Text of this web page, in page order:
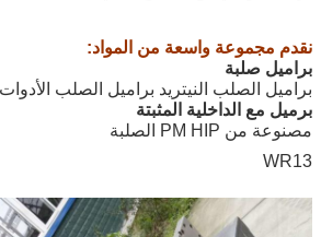
نقدم مجموعة واسعة من المواد:
براميل صلبة
براميل الصلب النيتريد براميل الصلب الأدوات
برميل مع الداخلية المثبتة
مصنوعة من PM HIP الصلبة
WR13